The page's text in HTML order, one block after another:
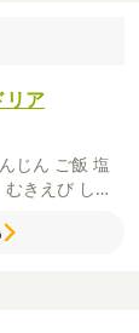
リア
じん ご飯 塩
むきえび しめ
クスチーズ